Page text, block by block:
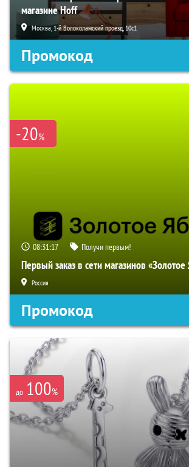
магазине Hoff
Москва, 1-й Волоколамский проезд, 10с1
Промокод
-20%
08:31:16 Получи первым!
Первый заказ в сети магазинов
Россия
Промокод
до 100%